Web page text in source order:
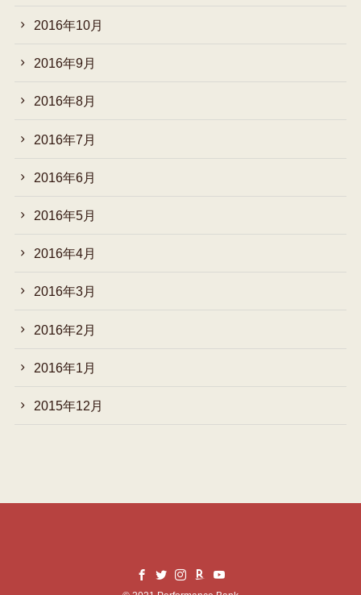
2016年10月
2016年9月
2016年8月
2016年7月
2016年6月
2016年5月
2016年4月
2016年3月
2016年2月
2016年1月
2015年12月